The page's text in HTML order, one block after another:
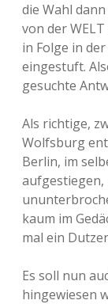
die Wahl
von der
in Folge in
eingestuft.
gesuchte
Als richtige,
Wolfsburg
Berlin, im
aufgestiegen,
kaum im
mal ein
Es soll nun
hingewiesen